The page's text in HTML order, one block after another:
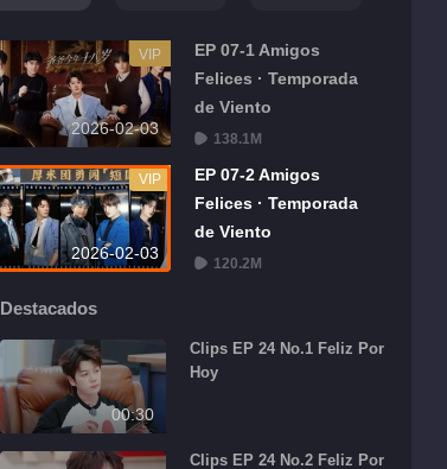
2026-02-03
VIP
EP 07-1 Amigos
Felices · Temporada
de Viento
138.1M
2026-02-03
VIP
EP 07-2 Amigos
Felices · Temporada
de Viento
120.2M
Destacados
00:30
Clips EP 24 No.1 Feliz Por
Hoy
Clips EP 24 No.2 Feliz Por